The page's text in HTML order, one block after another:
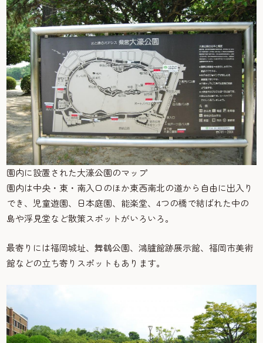
園内に設置された大濠公園のマップ
園内は中央・東・南入口のほか東西南北の道から自由に出入り
でき、児童遊園、日本庭園、能楽堂、4つの橋で結ばれた中の
島や浮見堂など散策スポットがいろいろ。
最寄りには福岡城址、舞鶴公園、鴻臚館跡展示館、福岡市美術
館などの立ち寄りスポットもあります。